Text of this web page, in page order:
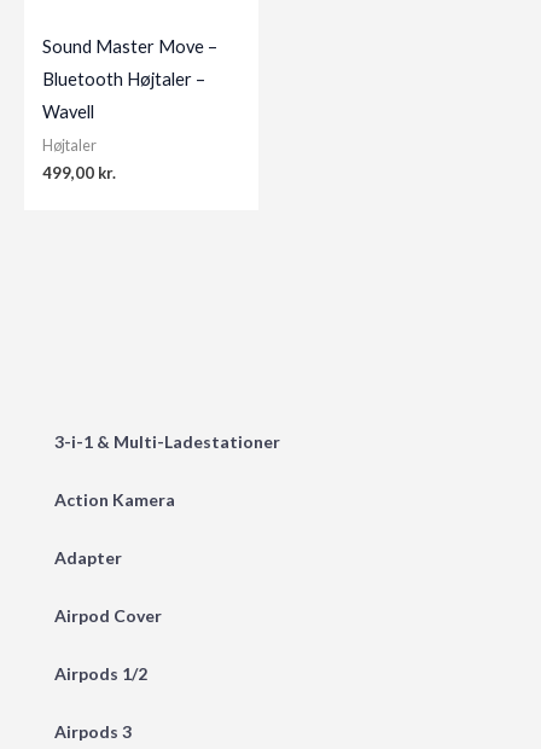
3-i-1 & Multi-Ladestationer
Action Kamera
Adapter
Airpod Cover
Airpods 1/2
Airpods 3
Sound Master Move –
Bluetooth Højtaler –
Wavell
Højtaler
499,00 kr.